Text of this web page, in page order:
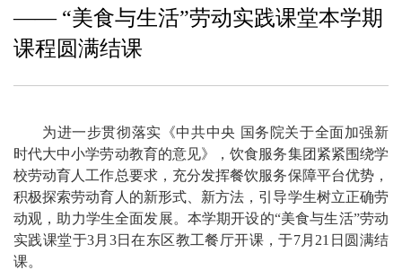
—— “美食与生活”劳动实践课堂本学期
课程圆满结课
为进一步贯彻落实《中共中央 国务院关于全面加强新
时代大中小学劳动教育的意见》，饮食服务集团紧紧围绕学
校劳动育人工作总要求，充分发挥餐饮服务保障平台优势，
积极探索劳动育人的新形式、新方法，引导学生树立正确劳
动观，助力学生全面发展。本学期开设的“美食与生活”劳动
实践课堂于3月3日在东区教工餐厅开课，于7月21日圆满结
课。